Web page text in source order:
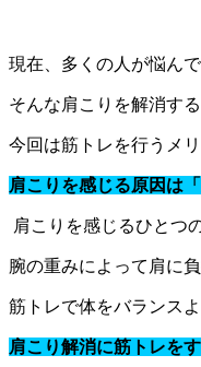
現在、多くの人が悩ん
そんな肩こりを解消す
今回は筋トレを行うメ
肩こりを感じる原因は
肩こりを感じるひとつ
腕の重みによって肩に
筋トレで体をバランス
肩こり解消に筋トレを